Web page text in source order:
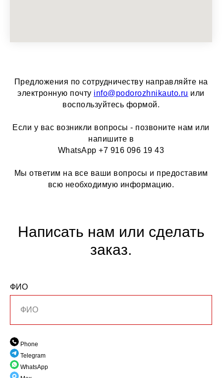
Предложения по сотрудничеству направляйте на
электронную почту info@podorozhnikauto.ru или
воспользуйтесь формой.
Если у вас возникли вопросы - позвоните нам или
напишите в
WhatsApp +7 916 096 19 43
Мы ответим на все ваши вопросы и предоставим
всю необходимую информацию.
Написать нам или сделать
заказ.
ФИО
Phone
Telegram
WhatsApp